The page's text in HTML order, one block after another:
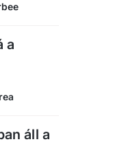
a
áll a